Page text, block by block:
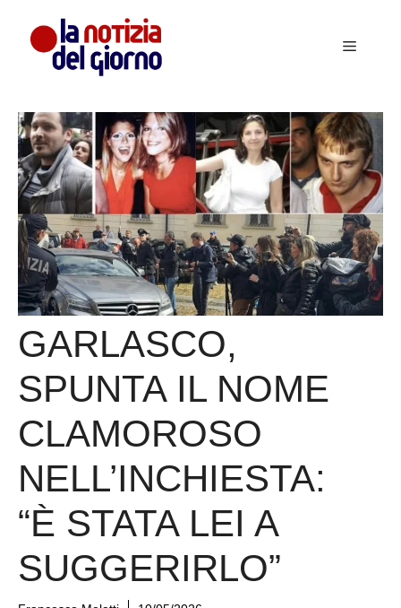
contenuto
Menu
GARLASCO,
SPUNTA IL NOME
CLAMOROSO
NELL’INCHIESTA:
“È STATA LEI A
SUGGERIRLO”